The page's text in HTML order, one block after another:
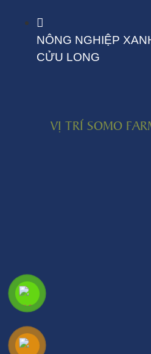
NÔNG NGHIỆP
CỬU LONG
VỊ TRÍ SOMO